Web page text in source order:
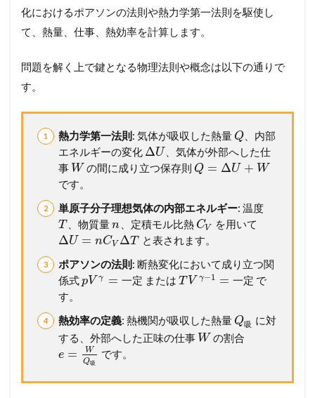
得
点
力
！
完
ス
ー
講
座
問
題
7
4
気
体
の
状
変
化
化におけるポアソンの法則や熱力学第一法則を駆使し
て、熱量、仕事、熱効率を計算します。
問題を解く上で鍵となる物理法則や概念は以下の通りで
す。
熱力学第一法則: 気体が吸収した熱量 Q 、内部
エネルギーの変化 ΔU、気体が外部へした仕
事 W の間に成り立つ保存則 Q = ΔU + W
です。
単原子分子理想気体の内部エネルギー: 温度
T 、物質量n 、定積モル比熱 CV を用いて
ΔU = nCV ΔT と表されます。
ポアソンの法則: 断熱変化において成り立つ関
係式pV γ = 一定 または T V γ−1 = 一定 で
す。
熱効率の定義: 熱機関が吸収した熱量 Q吸 に対
する、外部へした正味の仕事 W の割合
e =
W
Q吸
です。